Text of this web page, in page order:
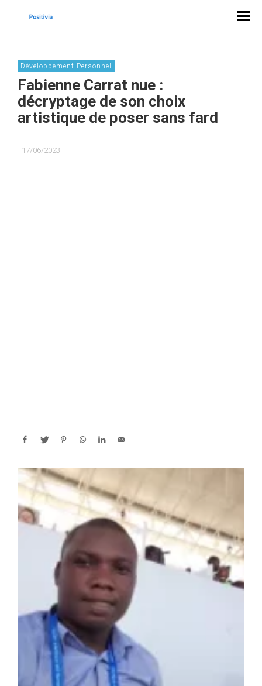
Développement Personnel
Fabienne Carrat nue :
décryptage de son choix
artistique de poser sans fard
17/06/2023